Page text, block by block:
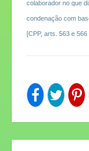
colaborador no que
condenação com
[CPP, arts. 563 e 566